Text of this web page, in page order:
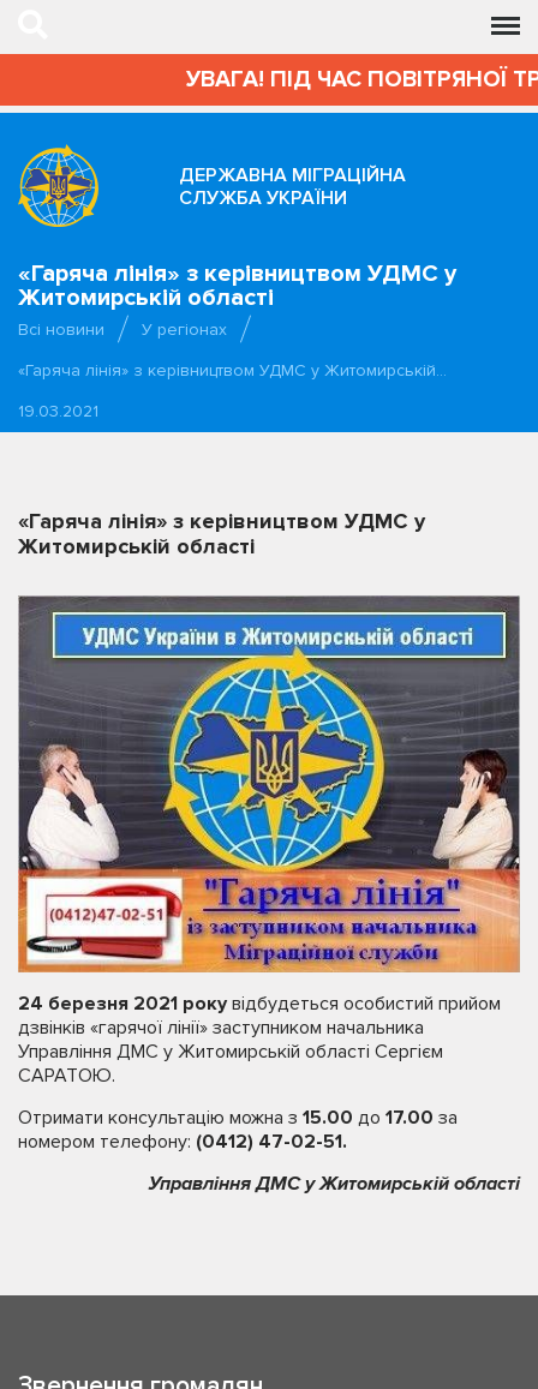
УВАГА! ПІД ЧАС ПОВІТРЯНОЇ
ДЕРЖАВНА МІГРАЦІЙНА
СЛУЖБА УКРАЇНИ
«Гаряча лінія» з керівництвом УДМС у
Житомирській області
Всі новини
У регіонах
«Гаряча лінія» з керівництвом УДМС у Житомирській…
19.03.2021
«Гаряча лінія» з керівництвом УДМС у
Житомирській області
24 березня 2021 року відбудеться особистий прийом
дзвінків «гарячої лінії» заступником начальника
Управління ДМС у Житомирській області Сергієм
САРАТОЮ.
Отримати консультацію можна з 15.00 до 17.00 за
номером телефону: (0412) 47-02-51.
Управління ДМС у Житомирській області